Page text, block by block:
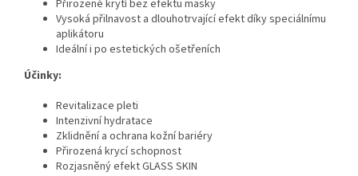
Přirozené krytí bez efektu masky
Vysoká přilnavost a dlouhotrvající efekt díky speciálnímu
aplikátoru
Ideální i po estetických ošetřeních
Účinky:
Revitalizace pleti
Intenzivní hydratace
Zklidnění a ochrana kožní bariéry
Přirozená krycí schopnost
Rozjasněný efekt GLASS SKIN